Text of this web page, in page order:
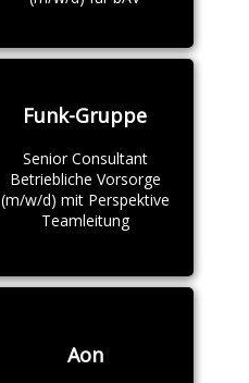
Funk-Gruppe
Senior Consultant
Betriebliche Vorsorge
(m/w/d) mit Perspektive
Teamleitung
Aon